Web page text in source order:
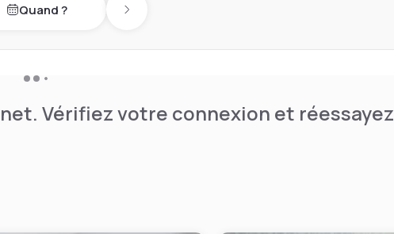
Quand ? Next day
Vérifiez votre connexion et réessayez